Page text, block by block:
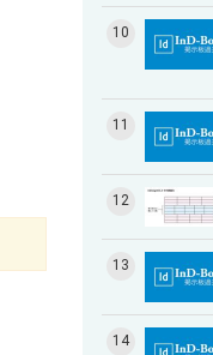
10
11
12
13
14